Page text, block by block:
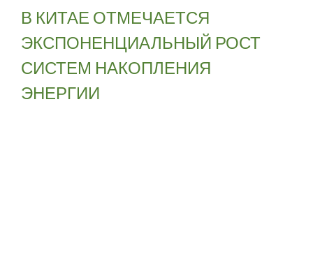
В КИТАЕ ОТМЕЧАЕТСЯ
ЭКСПОНЕНЦИАЛЬНЫЙ РОСТ
СИСТЕМ НАКОПЛЕНИЯ
ЭНЕРГИИ